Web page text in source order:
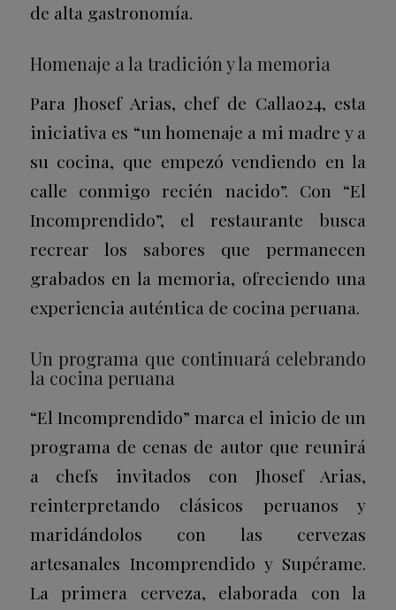
de alta gastronomía.
Homenaje a la tradición y la memoria
Para Jhosef Arias, chef de Callao24, esta
iniciativa es “un homenaje a mi madre y a
su cocina, que empezó vendiendo en la
calle conmigo recién nacido”. Con “El
Incomprendido”, el restaurante busca
recrear los sabores que permanecen
grabados en la memoria, ofreciendo una
experiencia auténtica de cocina peruana.
Un programa que continuará celebrando
la cocina peruana
“El Incomprendido” marca el inicio de un
programa de cenas de autor que reunirá
a chefs invitados con Jhosef Arias,
reinterpretando clásicos peruanos y
maridándolos con las cervezas
artesanales Incomprendido y Supérame.
La primera cerveza, elaborada con la